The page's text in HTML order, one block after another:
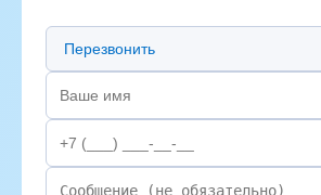
Предпочтительный способ связи